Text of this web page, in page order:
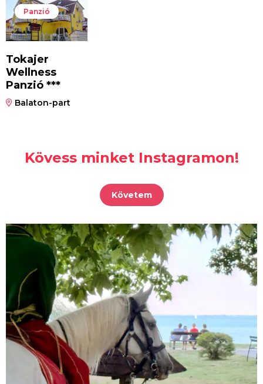
Panzió
Tokajer
Wellness
Panzió ***
Balaton-part
Kövess minket Instagramon!
Követem